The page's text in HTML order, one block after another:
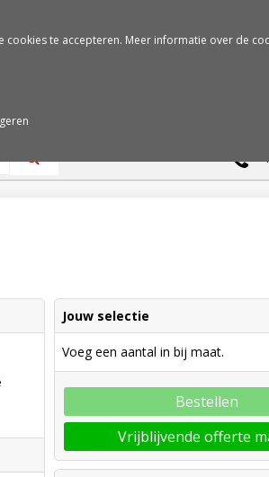
Jouw selectie
Voeg een aantal in bij maat.
Bestellen
Vrijblijvende offerte
te accepteren. Meer informatie over de